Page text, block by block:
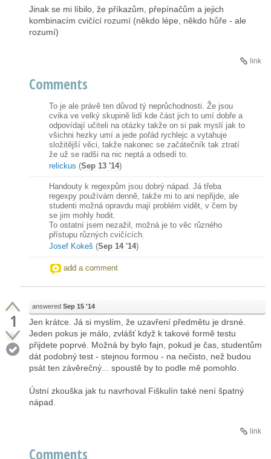
Jinak se mi líbilo, že příkazům, přepínačům a jejich
kombinacím cvičící rozumí (někdo lépe, někdo hůře - ale
rozumí)
link
Comments
To je ale právě ten důvod tý neprůchodnosti. Že jsou
cvika ve velký skupině lidí kde část jich to umí dobře a
odpovídají učiteli na otázky takže on si pak myslí jak to
všichni hezky umí a jede pořád rychlejc a vytahuje
složitější věci, takže nakonec se začátečník tak ztratí
že už se radši na nic neptá a odsedí to.
relickus (Sep 13 '14)
Handouty k regexpům jsou dobrý nápad. Já třeba
regexpy používám denně, takže mi to ani nepřijde, ale
studenti možná opravdu mají problém vidět, v čem by
se jim mohly hodit.
To ostatní jsem nezažil, možná je to věc různého
přístupu různých cvičících.
Josef Kokeš (Sep 14 '14)
add a comment
1
answered Sep 15 '14
Jen krátce. Já si myslím, že uzavření předmětu je drsné.
Jeden pokus je málo, zvlášť když k takové formě testu
přijdete poprvé. Možná by bylo fajn, pokud je čas, studentům
dát podobný test - stejnou formou - na nečisto, než budou
psát ten závěrečný... spoustě by to podle mě pomohlo.
Ústní zkouška jak tu navrhoval Fiškulín také není špatný
nápad.
link
Comments